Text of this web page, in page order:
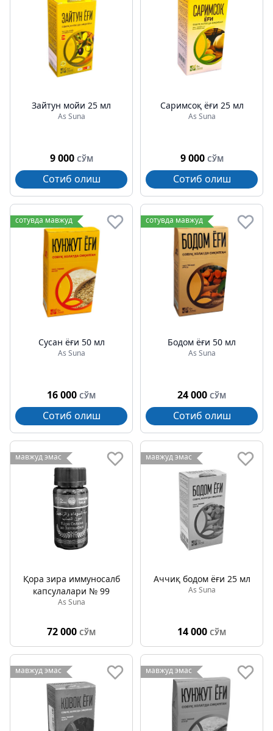
Зайтун мойи 25 мл
As Suna
9 000 СЎМ
Сотиб олиш
Саримсоқ ёғи 25 мл
As Suna
9 000 СЎМ
Сотиб олиш
сотувда мавжуд
Сусан ёғи 50 мл
As Suna
16 000 СЎМ
Сотиб олиш
сотувда мавжуд
Бодом ёғи 50 мл
As Suna
24 000 СЎМ
Сотиб олиш
мавжуд эмас
Қора зира иммуносалб
капсулалари № 99
As Suna
72 000 СЎМ
мавжуд эмас
Аччиқ бодом ёғи 25 мл
As Suna
14 000 СЎМ
мавжуд эмас мавжуд эмас